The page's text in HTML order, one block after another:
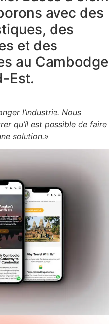
avec des
des
et des
au Cambodge
Est.
l’industrie. Nous
qu’il est possible de faire
solution.»